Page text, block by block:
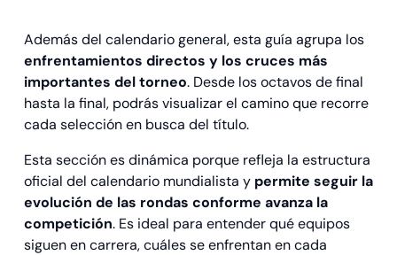
Además del calendario general, esta guía agrupa los
enfrentamientos directos y los cruces más
importantes del torneo. Desde los octavos de final
hasta la final, podrás visualizar el camino que recorre
cada selección en busca del título.
Esta sección es dinámica porque refleja la estructura
oficial del calendario mundialista y permite seguir la
evolución de las rondas conforme avanza la
competición. Es ideal para entender qué equipos
siguen en carrera, cuáles se enfrentan en cada